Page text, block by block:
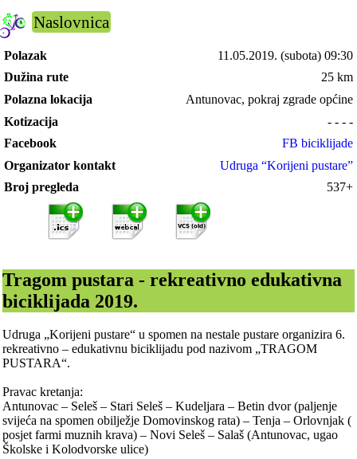
Naslovnica
Polazak 11.05.2019. (subota) 09:30
Dužina rute
25 km
Polazna lokacija
Antunovac, pokraj zgrade općine
Kotizacija
- - - -
Facebook
FB biciklijade
Organizator kontakt
Udruga “Korijeni pustare”
Broj pregleda
537+
Tragom pustara - rekreativno edukativna
biciklijada 2019.
Udruga „Korijeni pustare“ u spomen na nestale pustare organizira 6.
rekreativno – edukativnu biciklijadu pod nazivom „TRAGOM
PUSTARA“.
Pravac kretanja:
Antunovac – Seleš – Stari Seleš – Kudeljara – Betin dvor (paljenje
svijeća na spomen obilježje Domovinskog rata) – Tenja – Orlovnjak (
posjet farmi muznih krava) – Novi Seleš – Salaš (Antunovac, ugao
Školske i Kolodvorske ulice)